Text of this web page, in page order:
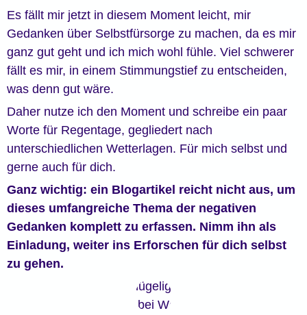
Es fällt mir jetzt in diesem Moment leicht, mir
Gedanken über Selbstfürsorge zu machen, da es mir
ganz gut geht und ich mich wohl fühle. Viel schwerer
fällt es mir, in einem Stimmungstief zu entscheiden,
was denn gut wäre.
Daher nutze ich den Moment und schreibe ein paar
Worte für Regentage, gegliedert nach
unterschiedlichen Wetterlagen. Für mich selbst und
gerne auch für dich.
Ganz wichtig: ein Blogartikel reicht nicht aus, um
dieses umfangreiche Thema der negativen
Gedanken komplett zu erfassen. Nimm ihn als
Einladung, weiter ins Erforschen für dich selbst
zu gehen.